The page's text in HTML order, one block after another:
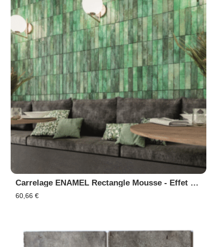
Carrelage ENAMEL Rectangle Mousse - Effet Zellige, Faïence Murale
60,66€